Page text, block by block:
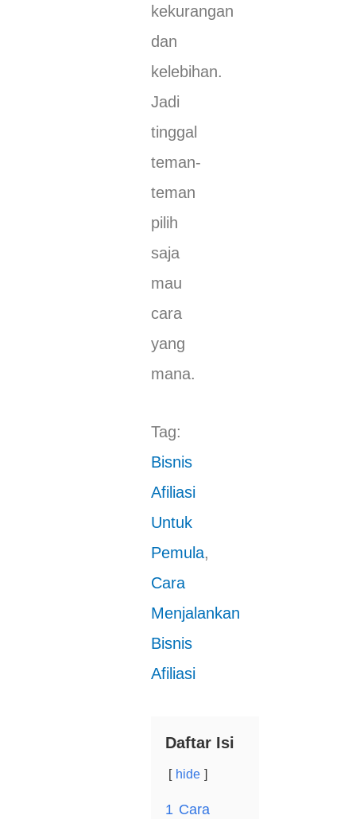
kekurangan
dan
kelebihan.
Jadi
tinggal
teman-
teman
pilih
saja
mau
cara
yang
mana.
Tag:
Bisnis
Afiliasi
Untuk
Pemula,
Cara
Menjalankan
Bisnis
Afiliasi
Daftar Isi
hide
1 Cara